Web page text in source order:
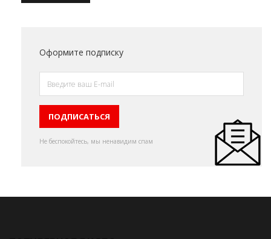
Оформите подписку
Не беспокойтесь, мы ненавидим спам